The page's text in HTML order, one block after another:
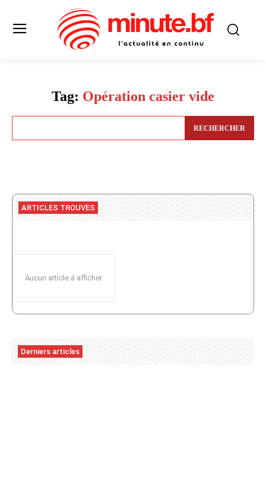
Tag: Opération casier vide
RECHERCHER
ARTICLES TROUVES
Aucun article à afficher
Derniers articles